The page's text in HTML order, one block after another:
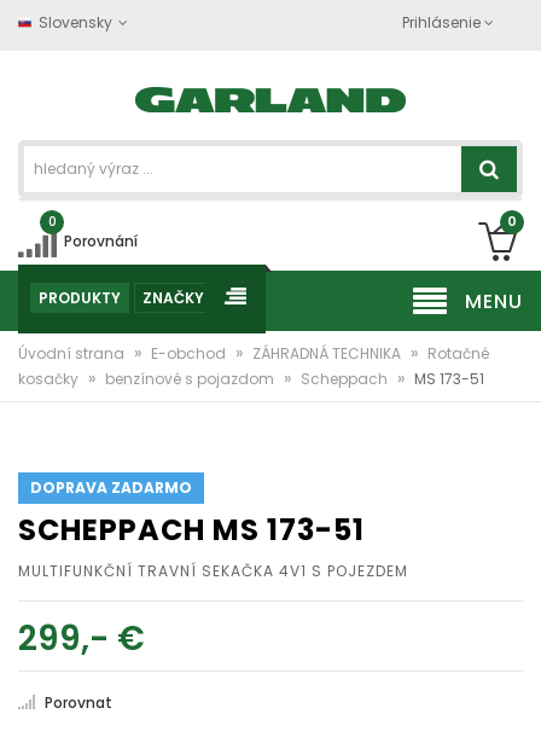
Slovensky Prihlásenie
0
Porovnání
0
MENU
PRODUKTY ZNAČKY
Úvodní strana » E-obchod » ZÁHRADNÁ TECHNIKA » Rotačné
kosačky » benzínové s pojazdom » Scheppach » MS 173-51
DOPRAVA ZADARMO
SCHEPPACH MS 173-51
MULTIFUNKČNÍ TRAVNÍ SEKAČKA 4V1 S POJEZDEM
299,- €
Porovnat